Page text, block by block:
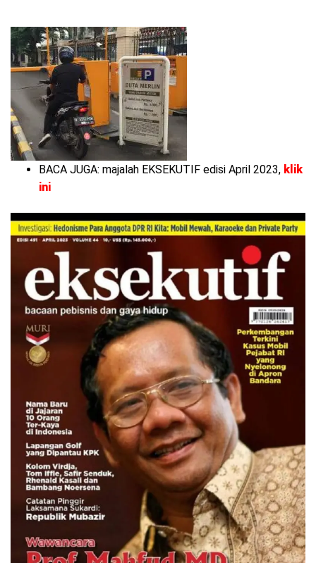
BACA JUGA: majalah EKSEKUTIF edisi April 2023, klik
ini